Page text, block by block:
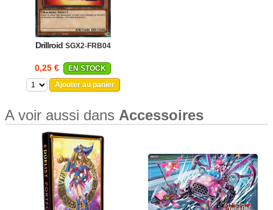
Drillroid SGX2-FRB04
0,25 €
EN STOCK
Ajouter au panier
A voir aussi dans Accessoires